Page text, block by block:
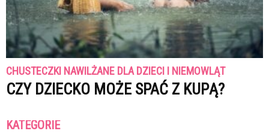
CHUSTECZKI NAWILŻANE DLA DZIECI I NIEMOWLĄT
CZY DZIECKO MOŻE SPAĆ Z KUPĄ?
KATEGORIE